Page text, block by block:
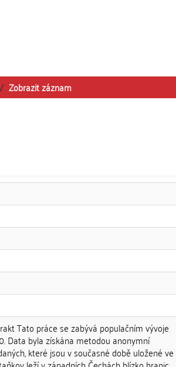
Zobrazit záznam
Tato práce se zabývá populačním vývoje
Data byla získána metodou anonymní
které jsou v současné době uložené ve